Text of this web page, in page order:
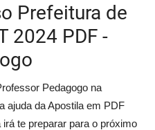
Prefeitura de
2024 PDF -
Pedagogo na
ajuda da Apostila em PDF
te preparar para o próximo